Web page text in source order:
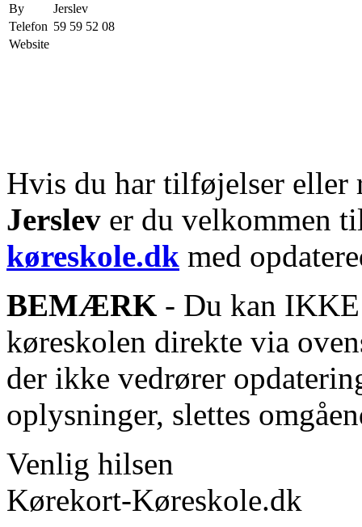
By
Jerslev
Telefon 59 59 52 08
Website
Hvis du har tilføjelser eller
Jerslev er du velkommen
køreskole.dk med
BEMÆRK - Du kan IKKE
køreskolen direkte via
der ikke vedrører
oplysninger, slettes
Venlig hilsen
Kørekort-Køreskole.dk